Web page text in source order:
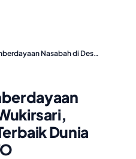
PNM Dorong Pemberdayaan Nasabah di Desa Wukirsari, Destinasi…
Dunia